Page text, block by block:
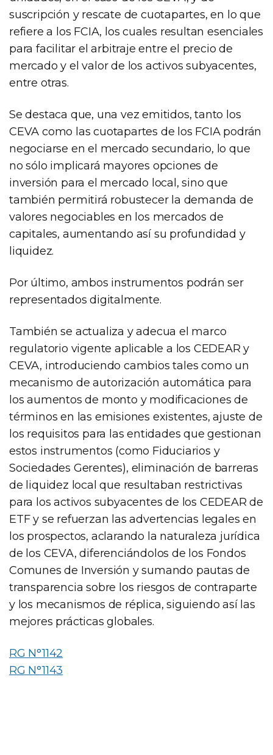
suscripción y rescate de cuotapartes, en lo que
refiere a los FCIA, los cuales resultan esenciales
para facilitar el arbitraje entre el precio de
mercado y el valor de los activos subyacentes,
entre otras.
Se destaca que, una vez emitidos, tanto los
CEVA como las cuotapartes de los FCIA podrán
negociarse en el mercado secundario, lo que
no sólo implicará mayores opciones de
inversión para el mercado local, sino que
también permitirá robustecer la demanda de
valores negociables en los mercados de
capitales, aumentando así su profundidad y
liquidez.
Por último, ambos instrumentos podrán ser
representados digitalmente.
También se actualiza y adecua el marco
regulatorio vigente aplicable a los CEDEAR y
CEVA, introduciendo cambios tales como un
mecanismo de autorización automática para
los aumentos de monto y modificaciones de
términos en las emisiones existentes, ajuste de
los requisitos para las entidades que gestionan
estos instrumentos (como Fiduciarios y
Sociedades Gerentes), eliminación de barreras
de liquidez local que resultaban restrictivas
para los activos subyacentes de los CEDEAR de
ETF y se refuerzan las advertencias legales en
los prospectos, aclarando la naturaleza jurídica
de los CEVA, diferenciándolos de los Fondos
Comunes de Inversión y sumando pautas de
transparencia sobre los riesgos de contraparte
y los mecanismos de réplica, siguiendo así las
mejores prácticas globales.
RG N°1142
RG N°1143